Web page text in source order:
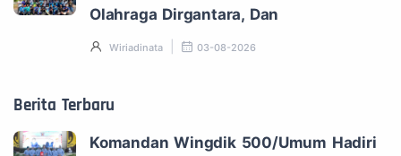
Olahraga Dirgantara, Dan
Wiriadinata 03-08-2026
Berita Terbaru
Komandan Wingdik 500/Umum Hadiri